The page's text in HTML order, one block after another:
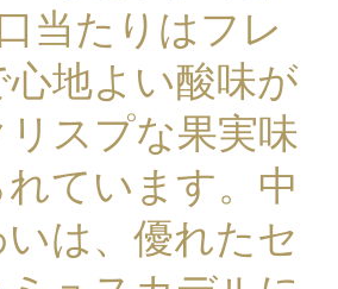
当たりはフレ
心地よい酸味が
スプな果実味
ています。中
は、優れたセ